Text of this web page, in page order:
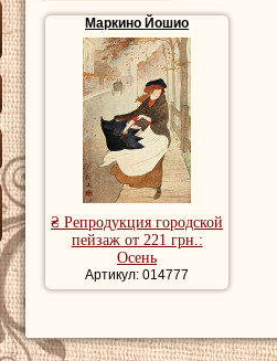
Маркино
Японии, при
Хейджи Макино.
любопытен и его
культура. Когда
Иокогаму, по
Институт
Сан-Франциско )
В 1897 году
Маркино Йошио
₴ Репродукция городской
пейзаж от 221 грн.:
Осень
Артикул: 014777